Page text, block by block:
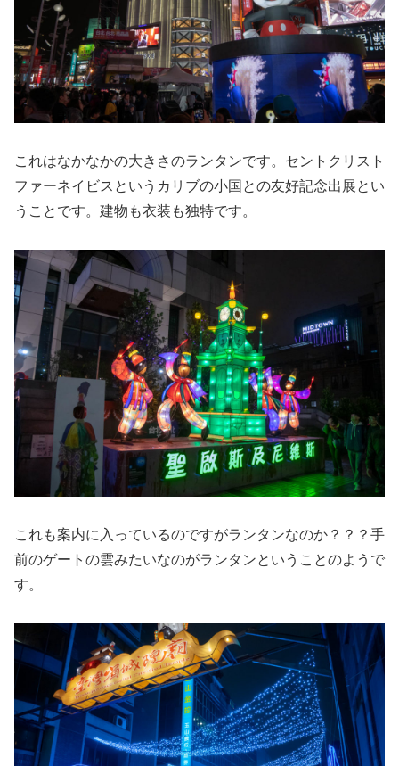
これはなかなかの大きさのランタンです。セントクリスト
ファーネイビスというカリブの小国との友好記念出展とい
うことです。建物も衣装も独特です。
これも案内に入っているのですがランタンなのか？？？手
前のゲートの雲みたいなのがランタンということのようで
す。